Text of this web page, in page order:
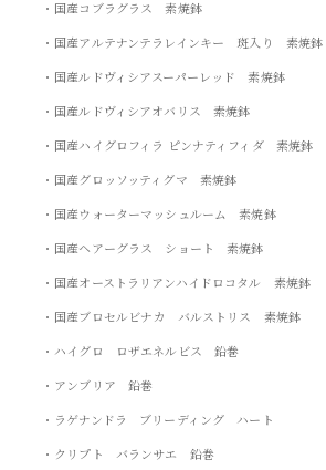
・国産コブラグラス 素焼鉢
・国産アルテナンテラレインキー 斑入り 素焼鉢
・国産ルドヴィシアスーパーレッド 素焼鉢
・国産ルドヴィシアオバリス 素焼鉢
・国産ハイグロフィラ ピンナティフィダ 素焼鉢
・国産グロッソッティグマ 素焼鉢
・国産ウォーターマッシュルーム 素焼鉢
・国産ヘアーグラス ショート 素焼鉢
・国産オーストラリアンハイドロコタル 素焼鉢
・国産ブロセルビナカ バルストリス 素焼鉢
・ハイグロ ロザエネルビス 鉛巻
・アンブリア 鉛巻
・ラゲナンドラ ブリーディング ハート
・クリプト バランサエ 鉛巻